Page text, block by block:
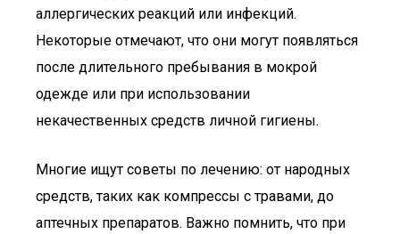
аллергических реакций или инфекций.
Некоторые отмечают, что они могут появляться
после длительного пребывания в мокрой
одежде или при использовании
некачественных средств личной гигиены.
Многие ищут советы по лечению: от народных
средств, таких как компрессы с травами, до
аптечных препаратов. Важно помнить, что при